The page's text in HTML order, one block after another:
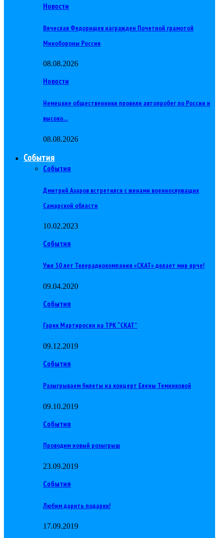
Новости
Вячеслав Федорищев награжден Почетной грамотой
Минобороны России
08.08.2026
Новости
Немецкие общественники провели автопробег по России и
высоко…
08.08.2026
События
События
Дмитрий Азаров встретился с женами военнослужащих
Самарской области
10.02.2023
События
Уже 30 лет Телерадиокомпания «СКАТ» делает мир ярче!
09.04.2020
События
Гарик Мартиросян на ТРК “СКАТ”
09.12.2019
События
Разыгрываем билеты на концерт Елены Темниковой
09.10.2019
События
Проводим новый розыгрыш
23.09.2019
События
Любим дарить подарки!
17.09.2019